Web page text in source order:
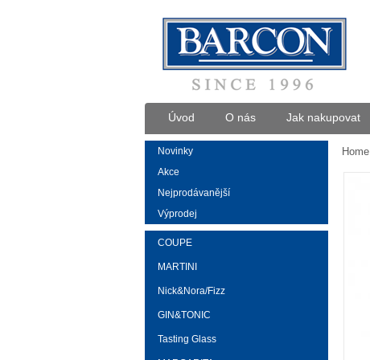
Úvod O nás Jak nakupovat
Novinky
Akce
Nejprodávanější
Výprodej
COUPE
MARTINI
Nick&Nora/Fizz
GIN&TONIC
Tasting Glass
Home